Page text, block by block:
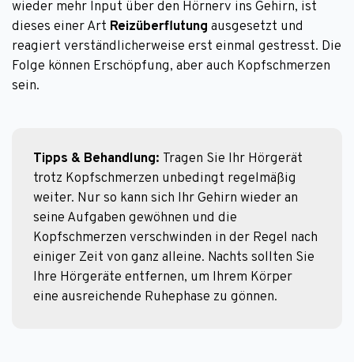
wieder mehr Input über den Hörnerv ins Gehirn, ist
dieses einer Art Reizüberflutung ausgesetzt und
reagiert verständlicherweise erst einmal gestresst. Die
Folge können Erschöpfung, aber auch Kopfschmerzen
sein.
Tipps & Behandlung: Tragen Sie Ihr Hörgerät
trotz Kopfschmerzen unbedingt regelmäßig
weiter. Nur so kann sich Ihr Gehirn wieder an
seine Aufgaben gewöhnen und die
Kopfschmerzen verschwinden in der Regel nach
einiger Zeit von ganz alleine. Nachts sollten Sie
Ihre Hörgeräte entfernen, um Ihrem Körper
eine ausreichende Ruhephase zu gönnen.